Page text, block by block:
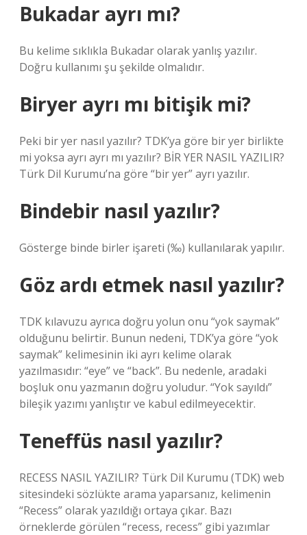
Bukadar ayrı mı?
Bu kelime sıklıkla Bukadar olarak yanlış yazılır.
Doğru kullanımı şu şekilde olmalıdır.
Biryer ayrı mı bitişik mi?
Peki bir yer nasıl yazılır? TDK’ya göre bir yer birlikte
mi yoksa ayrı ayrı mı yazılır? BİR YER NASIL YAZILIR?
Türk Dil Kurumu’na göre “bir yer” ayrı yazılır.
Bindebir nasıl yazılır?
Gösterge binde birler işareti (‰) kullanılarak yapılır.
Göz ardı etmek nasıl yazılır?
TDK kılavuzu ayrıca doğru yolun onu “yok saymak”
olduğunu belirtir. Bunun nedeni, TDK’ya göre “yok
saymak” kelimesinin iki ayrı kelime olarak
yazılmasıdır: “eye” ve “back”. Bu nedenle, aradaki
boşluk onu yazmanın doğru yoludur. “Yok sayıldı”
bileşik yazımı yanlıştır ve kabul edilmeyecektir.
Teneffüs nasıl yazılır?
RECESS NASIL YAZILIR? Türk Dil Kurumu (TDK) web
sitesindeki sözlükte arama yaparsanız, kelimenin
“Recess” olarak yazıldığı ortaya çıkar. Bazı
örneklerde görülen “recess, recess” gibi yazımlar